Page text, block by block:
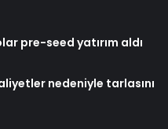
pre-seed yatırım aldı
nedeniyle tarlasını